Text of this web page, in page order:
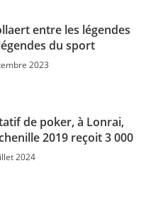
entre les légendes
du sport
2023
de poker, à Lonrai,
2019 reçoit 3 000
2024